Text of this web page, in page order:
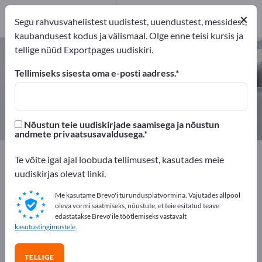
Tuleohutus – leidke tootjaid ja
tarnijaid
Tootja17
Turustajat1
Exportpages Turvalisus ja kaitse Tuleohutus
Reklaamige tasuta Exportpages'is!
Vajadused – Pakkumised – Kasutatud kaubad –
Ärikontaktid >> alustage siit
Avalikusta oma ettevõte ja tooted
×
Segu rahvusvahelistest uudistest, uuendustest, messidest,
kaubandusest kodus ja välismaal. Olge enne teisi kursis ja
tellige nüüd Exportpages uudiskiri.
Tellimiseks sisesta oma e-posti aadress.
Nõustun teie uudiskirjade saamisega ja nõustun
andmete privaatsusavaldusega.
Te võite igal ajal loobuda tellimusest, kasutades meie
uudiskirjas olevat linki.
Me kasutame Brevo'i turundusplatvormina. Vajutades allpool
oleva vormi saatmiseks, nõustute, et teie esitatud teave
edastatakse Brevo'ile töötlemiseks vastavalt
kasutustingimustele.
TELLIGE